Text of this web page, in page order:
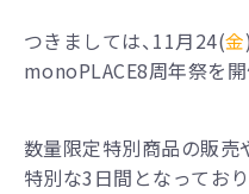
つきましては、11月24(金
monoPLACE8周年祭を開
数量限定特別商品の販売
特別な3日間となっており